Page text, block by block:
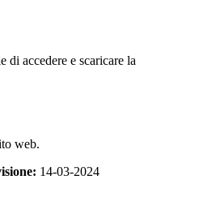
di accedere e scaricare la
web.
14-03-2024